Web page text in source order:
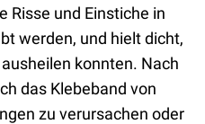
Risse und Einstiche in
werden, und hielt dicht,
konnten. Nach
das Klebeband von
zu verursachen oder